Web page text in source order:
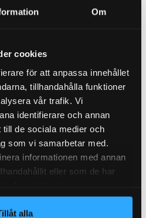
Om
cookies
för att anpassa innehållet
tillhandahålla funktioner
vår trafik. Vi
identifierare och annan
till de sociala medier och
som vi samarbetar med.
informationen med annan
eller som de har
alla
184233, 281719, 3210028,
70200, 800085, 800085/01,
E10301230
GRÜMER